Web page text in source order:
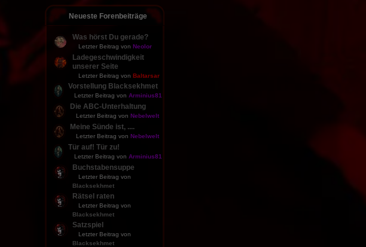
Neueste Forenbeiträge
Was hörst Du gerade?
Letzter Beitrag von Neolor
Ladegeschwindigkeit
unserer Seite
Letzter Beitrag von Baltarsar
Vorstellung Blacksekhmet
Letzter Beitrag von Arminius81
Die ABC-Unterhaltung
Letzter Beitrag von Nebelwelt
Meine Sünde ist, ....
Letzter Beitrag von Nebelwelt
Tür auf! Tür zu!
Letzter Beitrag von Arminius81
Buchstabensuppe
Letzter Beitrag von
Blacksekhmet
Rätsel raten
Letzter Beitrag von
Blacksekhmet
Satzspiel
Letzter Beitrag von
Blacksekhmet